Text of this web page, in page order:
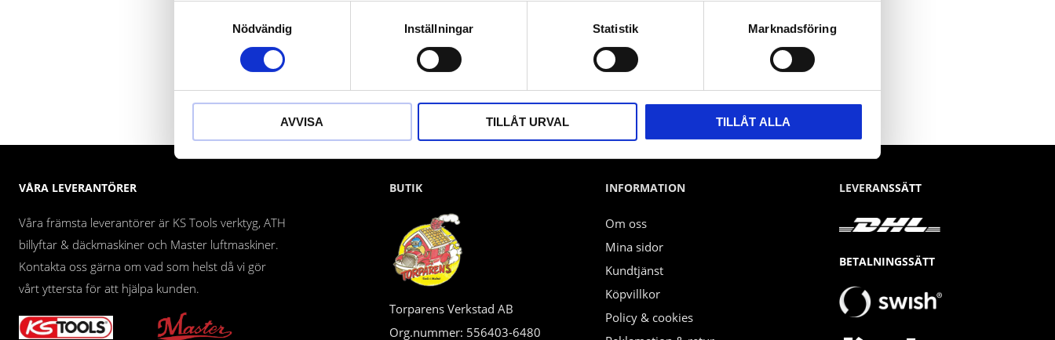
Nödvändig
Inställningar Statistik Marknadsföring
AVVISA TILLÅT URVAL TILLÅT ALLA
PRENUMERERA
VÅRA LEVERANTÖRER
Våra främsta leverantörer är KS Tools verktyg, ATH
billyftar & däckmaskiner och Master luftmaskiner.
Kontakta oss gärna om vad som helst då vi gör
vårt yttersta för att hjälpa kunden.
BUTIK
Torparens Verkstad AB
Org.nummer: 556403-6480
INFORMATION
Om oss
Mina sidor
Kundtjänst
Köpvillkor
Policy & cookies
LEVERANSSÄTT
BETALNINGSSÄTT